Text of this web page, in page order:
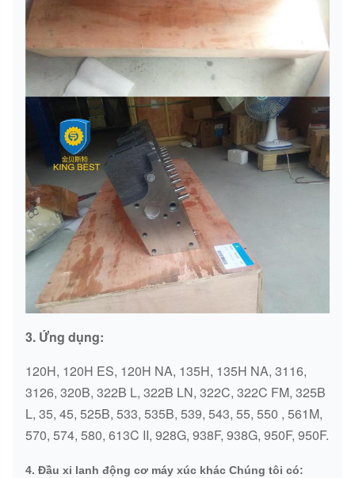
3. Ứng dụng:
120H, 120H ES, 120H NA, 135H, 135H NA, 3116,
3126, 320B, 322B L, 322B LN, 322C, 322C FM, 325B
L, 35, 45, 525B, 533, 535B, 539, 543, 55, 550 , 561M,
570, 574, 580, 613C II, 928G, 938F, 938G, 950F, 950F.
4. Đầu xi lanh động cơ máy xúc khác Chúng tôi có: